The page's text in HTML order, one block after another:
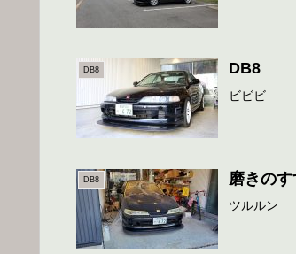
DB8 DB8
ビビビ
DB8 磨きの
ツルルン